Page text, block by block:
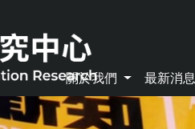
關於我們 最新消息